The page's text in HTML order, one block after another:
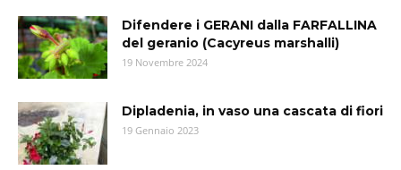
Difendere i GERANI dalla FARFALLINA
del geranio (Cacyreus marshalli)
19 Novembre 2024
Dipladenia, in vaso una cascata di fiori
19 Gennaio 2023